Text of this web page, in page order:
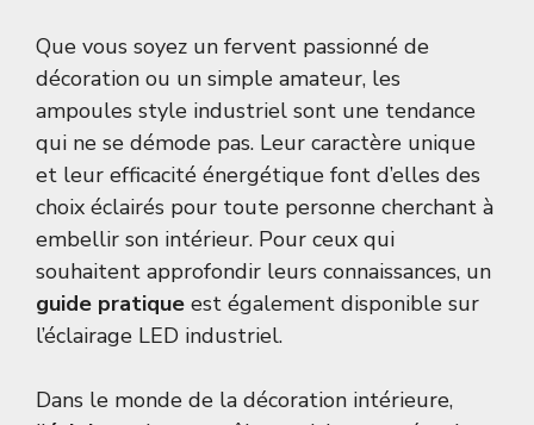
Que vous soyez un fervent passionné de
décoration ou un simple amateur, les
ampoules style industriel sont une tendance
qui ne se démode pas. Leur caractère unique
et leur efficacité énergétique font d’elles des
choix éclairés pour toute personne cherchant à
embellir son intérieur. Pour ceux qui
souhaitent approfondir leurs connaissances, un
guide pratique est également disponible sur
l’éclairage LED industriel.
Dans le monde de la décoration intérieure,